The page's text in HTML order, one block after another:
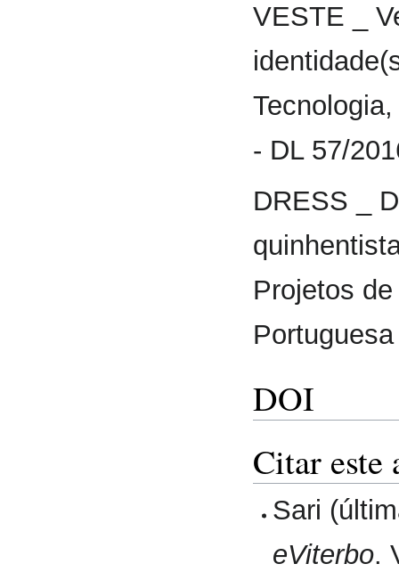
VESTE _
- DL 57/
DRESS _
Projetos
DOI
Citar este
Sari
eViterbo.